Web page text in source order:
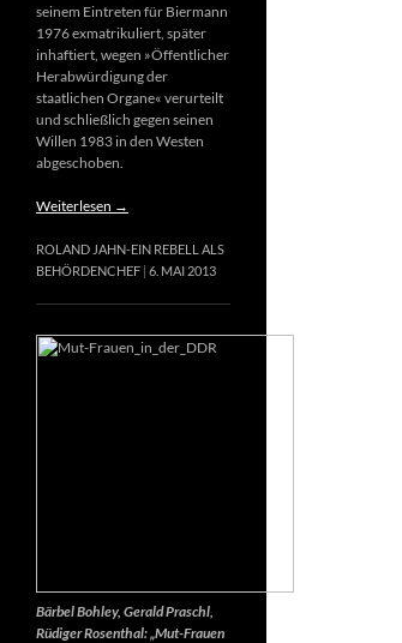
seinem Eintreten für Biermann
1976 exmatrikuliert, später
inhaftiert, wegen »Öffentlicher
Herabwürdigung der
staatlichen Organe« verurteilt
und schließlich gegen seinen
Willen 1983 in den Westen
abgeschoben.
Weiterlesen →
ROLAND JAHN-EIN REBELL ALS
BEHÖRDENCHEF 6. MAI 2013
Bärbel Bohley, Gerald Praschl,
Rüdiger Rosenthal: „Mut-Frauen